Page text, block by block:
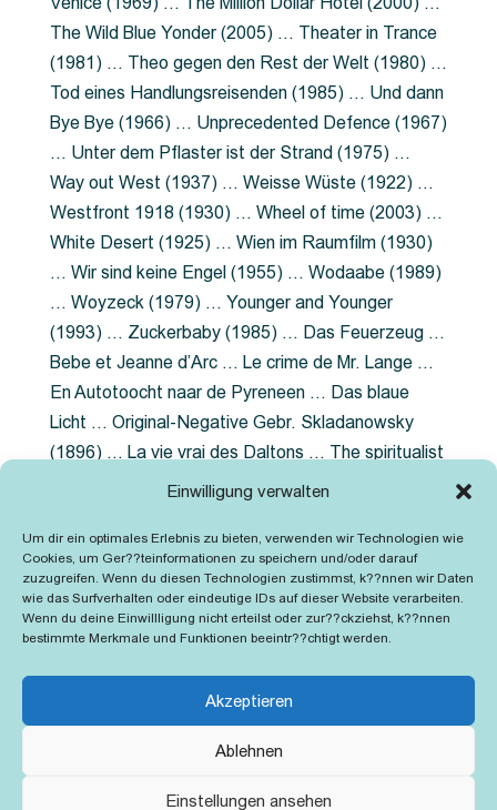
Einwilligung verwalten
Um dir ein optimales Erlebnis zu bieten, verwenden wir Technologien wie
Cookies, um Ger??teinformationen zu speichern und/oder darauf
zuzugreifen. Wenn du diesen Technologien zustimmst, k??nnen wir Daten
wie das Surfverhalten oder eindeutige IDs auf dieser Website verarbeiten.
Wenn du deine Einwillligung nicht erteilst oder zur??ckziehst, k??nnen
bestimmte Merkmale und Funktionen beeintr??chtigt werden.
Akzeptieren
Ablehnen
Einstellungen ansehen
The Wild Blue Yonder (2005) … Theater in Trance
(1981) … Theo gegen den Rest der Welt (1980) …
Tod eines Handlungsreisenden (1985) … Und dann
Bye Bye (1966) … Unprecedented Defence (1967)
… Unter dem Pflaster ist der Strand (1975) …
Way out West (1937) … Weisse Wüste (1922) …
Westfront 1918 (1930) … Wheel of time (2003) …
White Desert (1925) … Wien im Raumfilm (1930)
… Wir sind keine Engel (1955) … Wodaabe (1989)
… Woyzeck (1979) … Younger and Younger
(1993) … Zuckerbaby (1985) … Das Feuerzeug …
Bebe et Jeanne d’Arc … Le crime de Mr. Lange …
En Autotoocht naar de Pyreneen … Das blaue
Licht … Original-Negative Gebr. Skladanowsky
(1896) … La vie vrai des Daltons … The spiritualist
photographer … Feuer im Fjord … The Song of the
Grubenlampe … Tolstoy … Grün ist die Heide …
Lady Hamilton … Mütter verzaget nicht …
Ruttmann Werbefilme